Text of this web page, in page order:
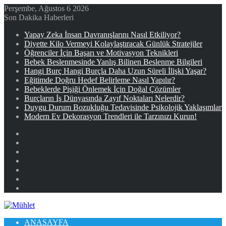
Perşembe, Ağustos 6 2026
Son Dakika Haberleri
Yapay Zeka İnsan Davranışlarını Nasıl Etkiliyor?
Diyette Kilo Vermeyi Kolaylaştıracak Günlük Stratejiler
Öğrenciler İçin Başarı ve Motivasyon Teknikleri
Bebek Beslenmesinde Yanlış Bilinen Beslenme Bilgileri
Hangi Burç Hangi Burçla Daha Uzun Süreli İlişki Yaşar?
Eğitimde Doğru Hedef Belirleme Nasıl Yapılır?
Bebeklerde Pişiği Önlemek İçin Doğal Çözümler
Burçların İş Dünyasında Zayıf Noktaları Nelerdir?
Duygu Durum Bozukluğu Tedavisinde Psikolojik Yaklaşımlar
Modern Ev Dekorasyon Trendleri ile Tarzınızı Kurun!
ANASAYFA